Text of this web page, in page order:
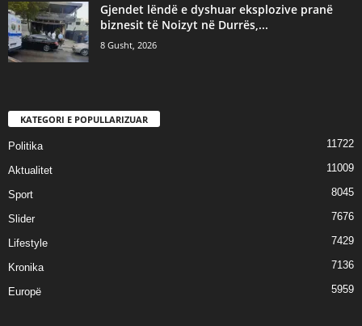
Gjendet lëndë e dyshuar eksplozive pranë
biznesit të Noizyt në Durrës,...
8 Gusht, 2026
KATEGORI E POPULLARIZUAR
Politika 11722
Aktualitet 11009
Sport 8045
Slider 7676
Lifestyle 7429
Kronika 7136
Europë 5959